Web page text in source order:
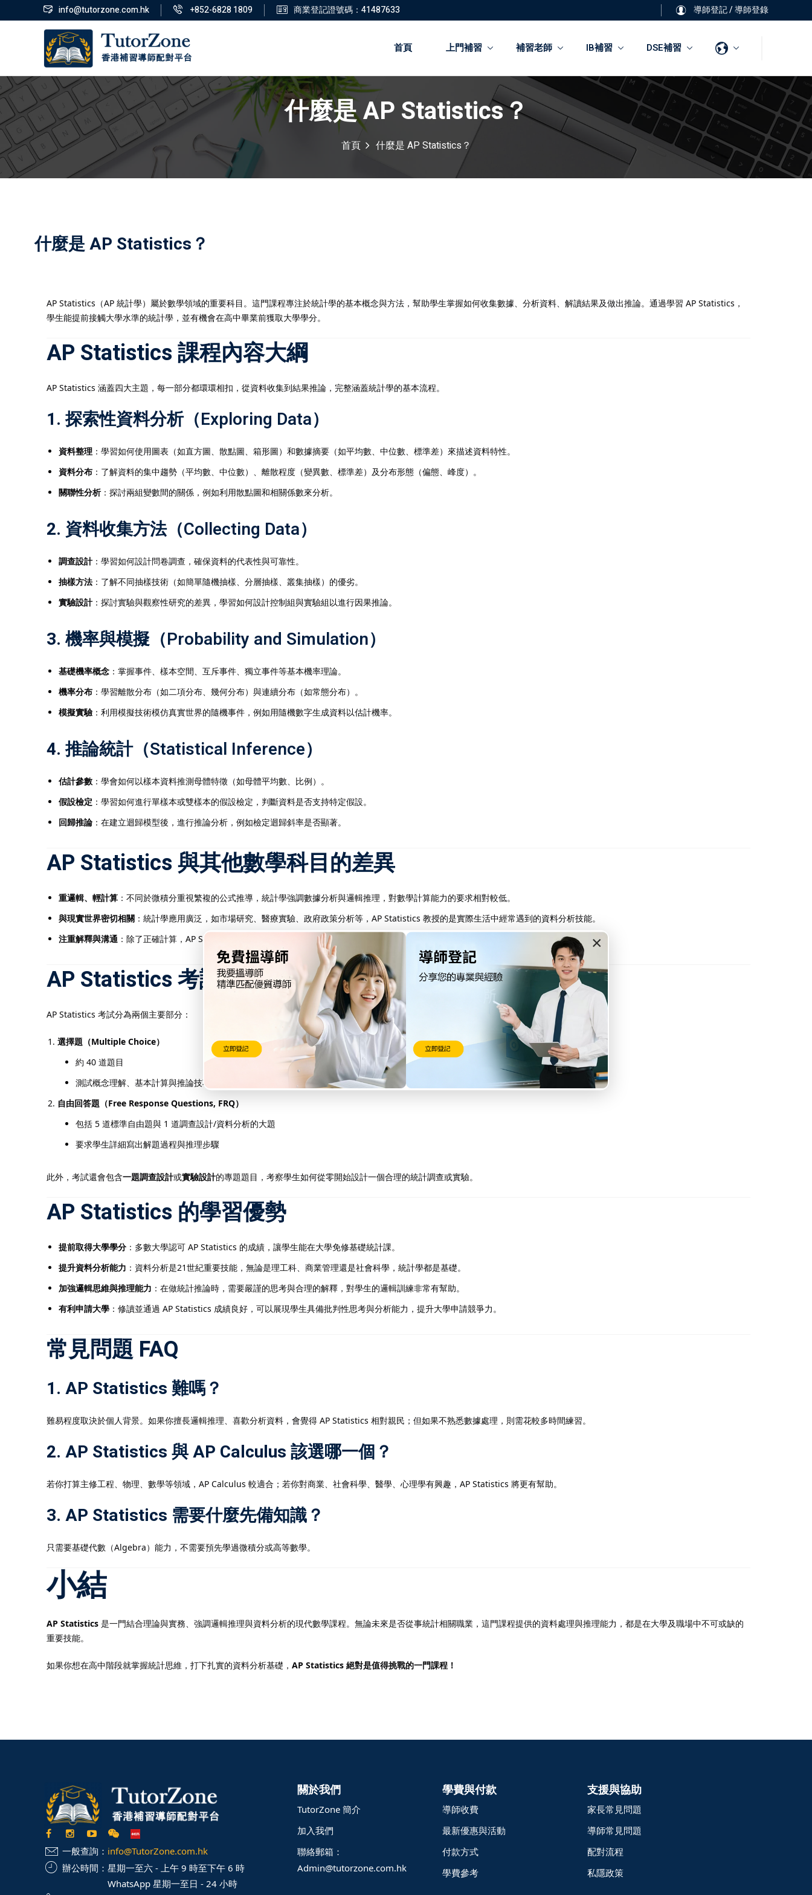
info@tutorzone.com.hk +852-6828 1809 商業登記證號碼：41487633 導師登記/導師登錄
首頁 上門補習 補習老師 IB補習 DSE補習
×
什麼是 AP Statistics？
首頁 什麼是 AP Statistics？
什麼是 AP Statistics？
AP Statistics（AP 統計學）屬於數學領域的重要科目。這門課程專注於統計學的基本概念與方法，幫助學生掌握如何收集數據、分析資料、解讀結果及做出推論。通過學習 AP Statistics，
學生能提前接觸大學水準的統計學，並有機會在高中畢業前獲取大學學分。
AP Statistics 課程內容大綱
AP Statistics 涵蓋四大主題，每一部分都環環相扣，從資料收集到結果推論，完整涵蓋統計學的基本流程。
1.探索性資料分析（Exploring Data）
資料整理 ：學習如何使用圖表（如直方圖、散點圖、箱形圖）和數據摘要（如平均數、中位數、標準差）來描述資料特性。
資料分布 ：了解資料的集中趨勢（平均數、中位數）、離散程度（變異數、標準差）及分布形態（偏態、峰度）。
關聯性分析：探討兩組變數間的關係，例如利用散點圖和相關係數來分析。
2. 資料收集方法（Collecting Data）
調查設計：學習如何設計問卷調查，確保資料的代表性與可靠性。
抽樣方法 ：了解不同抽樣技術（如簡單隨機抽樣、分層抽樣、叢集抽樣）的優劣。
實驗設計：探討實驗與觀察性研究的差異，學習如何設計控制組與實驗組以進行因果推論。
3. 機率與模擬（Probability and Simulation）
基礎機率概念 ：掌握事件、樣本空間、互斥事件、獨立事件等基本機率理論。
機率分布 ：學習離散分布（如二項分布、幾何分布）與連續分布（如常態分布）。
模擬實驗 ：利用模擬技術模仿真實世界的隨機事件，例如用隨機數字生成資料以估計機率。
4.推論統計（Statistical Inference）
估計參數 ：學會如何以樣本資料推測母體特徵（如母體平均數、比例）。
假設檢定 ：學習如何進行單樣本或雙樣本的假設檢定，判斷資料是否支持特定假設。
回歸推論 ：在建立迴歸模型後，進行推論分析，例如檢定迴歸斜率是否顯著。
AP Statistics 與其他數學科目的差異
重邏輯、輕計算 ：不同於微積分重視繁複的公式推導，統計學強調數據分析與邏輯推理，對數學計算能力的要求相對較低。
與現實世界密切相關 ：統計學應用廣泛，如市場研究、醫療實驗、政府政策分析等，AP Statistics 教授的是實際生活中經常遇到的資料分析技能。
注重解釋與溝通 ：除了正確計算，AP Statistics 更強調學生要能清楚解釋結果與推論過程，這點在大學及職場都極為重要。
AP Statistics 考試結構
AP Statistics 考試分為兩個主要部分：
選擇題（Multiple Choice）
約 40 道題目
測試概念理解、基本計算與推論技巧
自由回答題（Free Response Questions, FRQ）
包括 5 道標準自由題與 1 道調查設計/資料分析的大題
要求學生詳細寫出解題過程與推理步驟
此外，考試還會包含一題調查設計或實驗設計的專題題目，考察學生如何從零開始設計一個合理的統計調查或實驗。
AP Statistics 的學習優勢
提前取得大學學分 ：多數大學認可 AP Statistics 的成績，讓學生能在大學免修基礎統計課。
提升資料分析能力 ：資料分析是21世紀重要技能，無論是理工科、商業管理還是社會科學，統計學都是基礎。
加強邏輯思維與推理能力 ：在做統計推論時，需要嚴謹的思考與合理的解釋，對學生的邏輯訓練非常有幫助。
有利申請大學 ：修讀並通過 AP Statistics 成績良好，可以展現學生具備批判性思考與分析能力，提升大學申請競爭力。
常見問題 FAQ
1. AP Statistics 難嗎？
難易程度取決於個人背景。如果你擅長邏輯推理、喜歡分析資料，會覺得 AP Statistics 相對親民；但如果不熟悉數據處理，則需花較多時間練習。
2. AP Statistics 與 AP Calculus 該選哪一個？
若你打算主修工程、物理、數學等領域，AP Calculus 較適合；若你對商業、社會科學、醫學、心理學有興趣，AP Statistics 將更有幫助。
3. AP Statistics 需要什麼先備知識？
只需要基礎代數（Algebra）能力，不需要預先學過微積分或高等數學。
小結
AP Statistics 是一門結合理論與實務、強調邏輯推理與資料分析的現代數學課程。無論未來是否從事統計相關職業，這門課程提供的資料處理與推理能力，都是在大學及職場中不可或缺的
重要技能。
如果你想在高中階段就掌握統計思維，打下扎實的資料分析基礎， AP Statistics 絕對是值得挑戰的一門課程！
一般查詢： info@TutorZone.com.hk
辦公時間： 星期一至六 - 上午 9 時至下午 6 時
WhatsApp 星期一至日 - 24 小時
關於我們
TutorZone 簡介
加入我們
聯絡郵箱：
Admin@tutorzone.com.hk
學費與付款
導師收費
最新優惠與活動
付款方式
學費參考
支援與協助
家長常見問題
導師常見問題
配對流程
私隱政策
登錄 註冊
登錄
您還沒有帳號?註冊
記住 我